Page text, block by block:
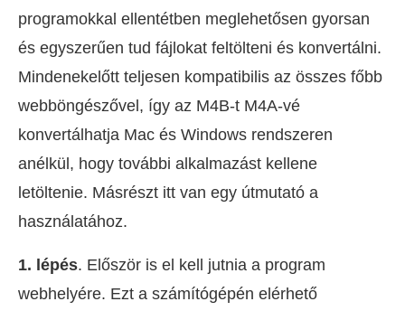
programokkal ellentétben meglehetősen gyorsan
és egyszerűen tud fájlokat feltölteni és konvertálni.
Mindenekelőtt teljesen kompatibilis az összes főbb
webböngészővel, így az M4B-t M4A-vé
konvertálhatja Mac és Windows rendszeren
anélkül, hogy további alkalmazást kellene
letöltenie. Másrészt itt van egy útmutató a
használatához.
1. lépés. Először is el kell jutnia a program
webhelyére. Ezt a számítógépén elérhető